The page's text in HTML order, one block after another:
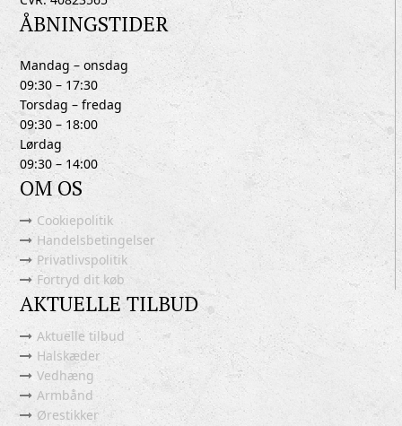
ÅBNINGSTIDER
Mandag – onsdag
09:30 – 17:30
Torsdag – fredag
09:30 – 18:00
Lørdag
09:30 – 14:00
OM OS
Cookiepolitik
Handelsbetingelser
Privatlivspolitik
Fortryd dit køb
AKTUELLE TILBUD
Aktuelle tilbud
Halskæder
Vedhæng
Armbånd
Ørestikker